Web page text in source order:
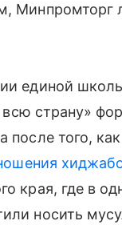
Минпромторг
единой
страну»
того, как
края, где в
носить